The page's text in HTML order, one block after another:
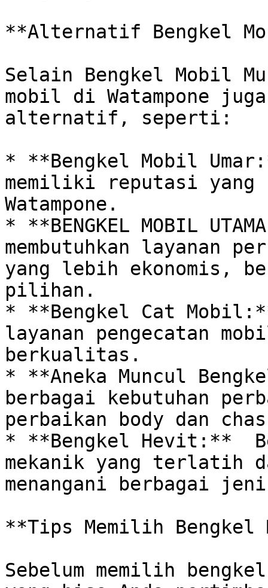
**Alternatif Bengkel
Selain Bengkel Mobil
mobil di Watampone
alternatif, seperti:
* **Bengkel Mobil
memiliki reputasi yang
Watampone.
* **BENGKEL MOBIL
membutuhkan layanan
yang lebih ekonomis,
pilihan.
* **Bengkel Cat
layanan pengecatan
berkualitas.
* **Aneka Muncul
berbagai kebutuhan
perbaikan body dan
* **Bengkel Hevit:**
mekanik yang terlatih
menangani berbagai
**Tips Memilih
Sebelum memilih